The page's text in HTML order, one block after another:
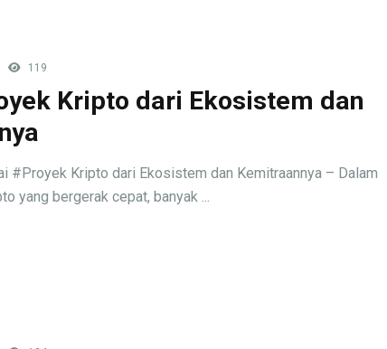
119
Kripto dari Ekosistem dan
#Proyek Kripto dari Ekosistem dan Kemitraannya – Dalam
yang bergerak cepat, banyak ...